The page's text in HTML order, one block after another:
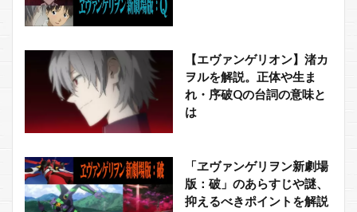
【エヴァンゲリオン】渚カ
ヲルを解説。正体や生ま
れ・序破Qの台詞の意味と
は
「ヱヴァンゲリヲン新劇場
版：破」のあらすじや謎、
抑えるべきポイントを解説